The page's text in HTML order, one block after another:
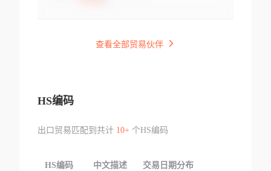
查看全部贸易伙伴
HS编码
出口贸易匹配到共计 10+个HS编码
HS编码 中文描述 交易日期分布